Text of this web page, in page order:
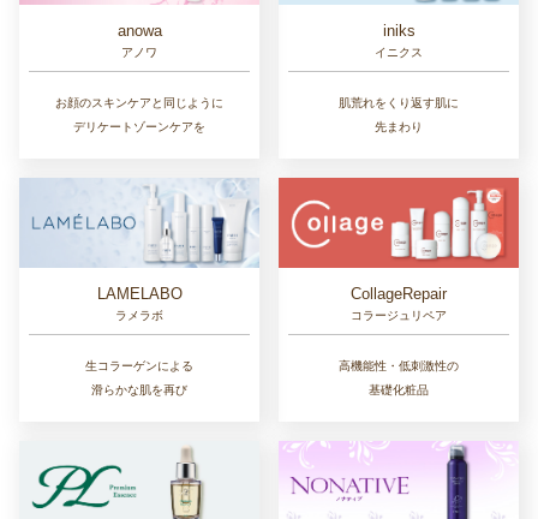
anowa
アノワ
お顔のスキンケアと同じように
デリケートゾーンケアを
iniks
イニクス
肌荒れをくり返す肌に
先まわり
LAMELABO
ラメラボ
生コラーゲンによる
滑らかな肌を再び
CollageRepair
コラージュリペア
高機能性・低刺激性の
基礎化粧品